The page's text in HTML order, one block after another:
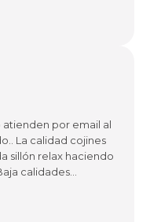
La calidad cojines
sillón relax haciendo
calidades...